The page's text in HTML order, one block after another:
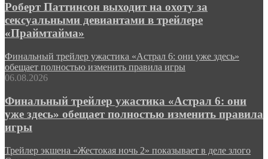
Роберт Паттинсон выходит на охоту за
сексуальными девиантами в трейлере
«Праймтайма»
Финальный трейлер ужастика «Астрал 6: они уже здесь»
обещает полностью изменить правила игры
06.08.2026
Финальный трейлер ужастика «Астрал 6: они
уже здесь» обещает полностью изменить правила
игры
Трейлер экшена «Жестокая ночь 2» показывает в деле злого